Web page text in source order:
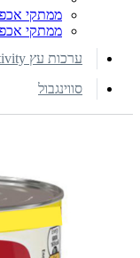
ממתקי
ממתקי
ערכות עץ Smartivity
סווינגבול